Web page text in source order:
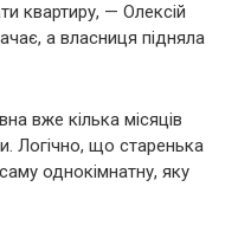
квартиру, — Олексій
а власниця підняла
вже кілька місяців
Логічно, що старенька
однокімнатну, яку